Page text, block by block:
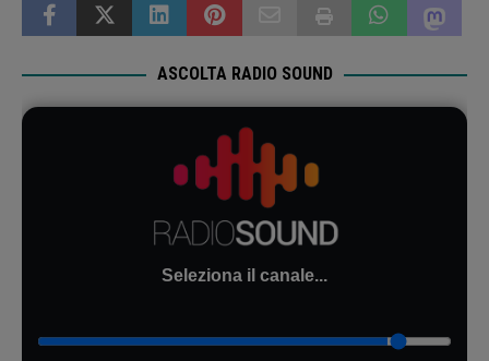
ASCOLTA RADIO SOUND
Seleziona il canale...